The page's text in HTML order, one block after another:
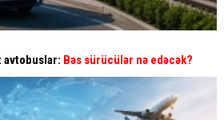
avtobuslar: Bəs sürücülər nə edəcək?